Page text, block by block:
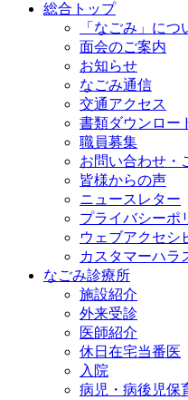
総合トップ
「なごみ」につ
面会のご案内
お知らせ
なごみ通信
交通アクセス
書類ダウンロー
職員募集
お問い合わせ・
皆様からの声
ニュースレター
プライバシーポ
ウェブアクセシ
カスタマーハラ
なごみ診療所
施設紹介
外来受診
医師紹介
休日在宅当番医
入院
病児・病後児保